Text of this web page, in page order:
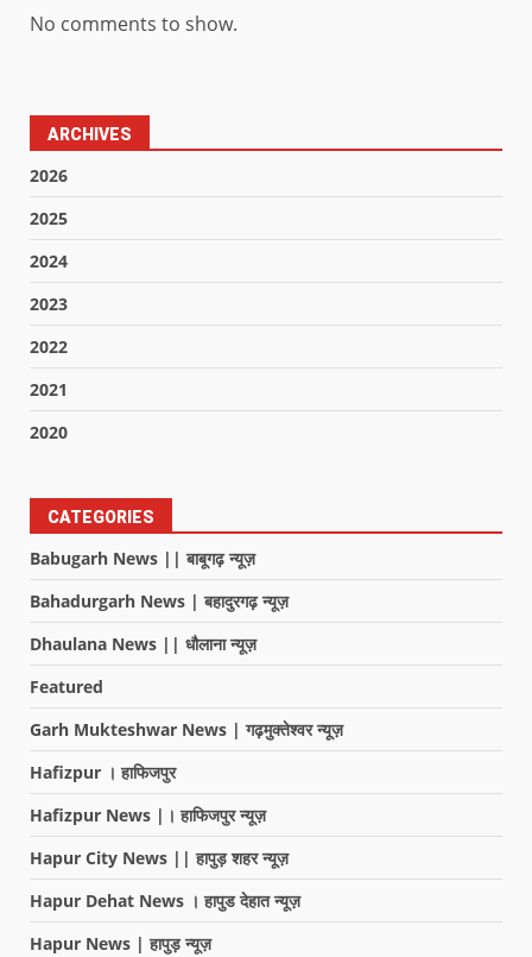
No comments to show.
ARCHIVES
2026
2025
2024
2023
2022
2021
2020
CATEGORIES
Babugarh News || बाबूगढ़ न्यूज़
Bahadurgarh News | बहादुरगढ़ न्यूज़
Dhaulana News || धौलाना न्यूज़
Featured
Garh Mukteshwar News | गढ़मुक्तेश्वर न्यूज़
Hafizpur । हाफिजपुर
Hafizpur News |। हाफिजपुर न्यूज़
Hapur City News || हापुड़ शहर न्यूज़
Hapur Dehat News । हापुड देहात न्यूज़
Hapur News | हापुड़ न्यूज़